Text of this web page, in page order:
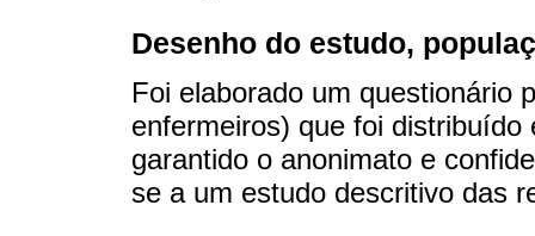
Desenho do estudo,
Foi elaborado um questionário
enfermeiros) que foi
garantido o anonimato e
se a um estudo descritivo das